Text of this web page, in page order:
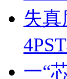
失真
一“